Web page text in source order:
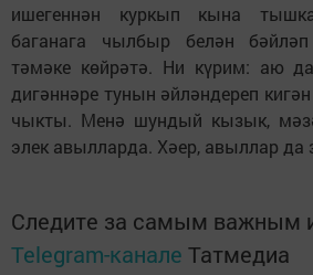
ишегеннән куркып кына
баганага чылбыр белән бәйләп
тәмәке көйрәтә. Ни күрим: аю
дигәннәре тунын әйләндереп
чыкты. Менә шундый кызык,
элек авылларда. Хәер, авыллар да
Следите за самым важным
Telegram-канале Татмедиа